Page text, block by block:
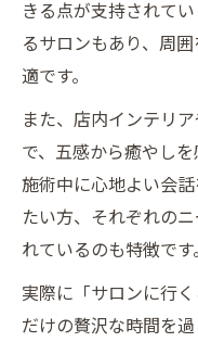
きる点が支持されて
るサロンもあり、周
適です。
また、店内インテリ
で、五感から癒やし
施術中に心地よい会
たい方、それぞれの
れているのも特徴です。
実際に「サロンに行
だけの贅沢な時間を